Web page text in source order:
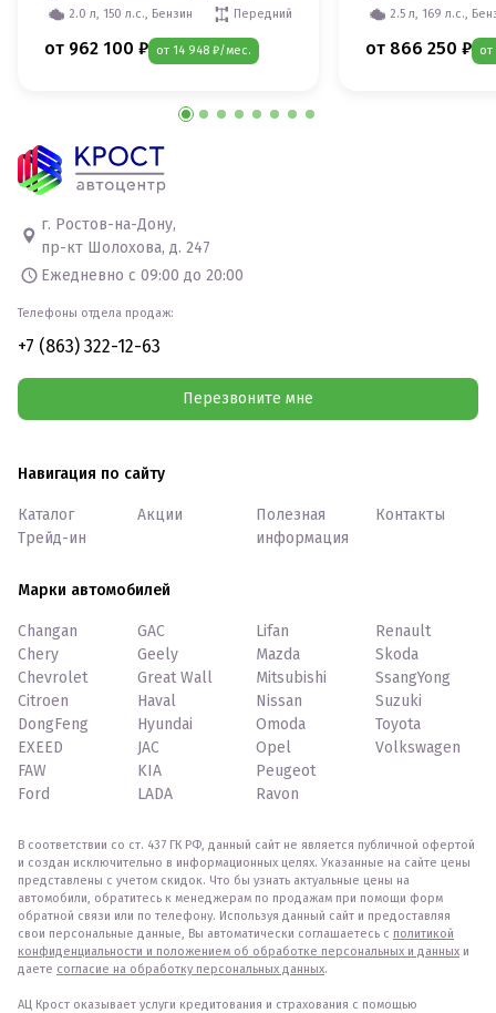
2.0 л, 150 л.с., Бензин
Передний
от 962 100 ₽ от 14 948 ₽/мес.
2.5 л, 169 л.с.,
от 866 250 ₽
г. Ростов-на-Дону,
пр-кт Шолохова, д. 247
Ежедневно с 09:00 до 20:00
Телефоны отдела продаж:
+7 (863) 322-12-63
Перезвоните мне
Навигация по сайту
Каталог
Трейд-ин
Акции
Полезная
информация
Контакты
Марки автомобилей
Changan
Chery
Chevrolet
Citroen
DongFeng
EXEED
FAW
Ford
GAC
Geely
Great Wall
Haval
Hyundai
JAC
KIA
LADA
Lifan
Mazda
Mitsubishi
Nissan
Omoda
Opel
Peugeot
Ravon
Renault
Skoda
SsangYong
Suzuki
Toyota
Volkswagen
В соответствии со ст. 437 ГК РФ, данный сайт не является публичной офертой
и создан исключительно в информационных целях. Указанные на сайте цены
представлены с учетом скидок. Что бы узнать актуальные цены на
автомобили, обратитесь к менеджерам по продажам при помощи форм
обратной связи или по телефону. Используя данный сайт и предоставляя
свои персональные данные, Вы автоматически соглашаетесь с политикой
конфиденциальности и положением об обработке персональных и данных и
даете согласие на обработку персональных данных.
АЦ Крост оказывает услуги кредитования и страхования с помощью